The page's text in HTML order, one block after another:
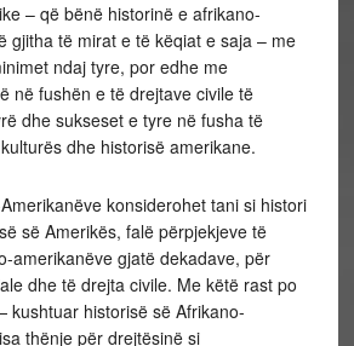
– që bënë historinë e afrikano-
gjitha të mirat e të këqiat e saja – me
ndaj tyre, por edhe me
në fushën e të drejtave civile të
dhe sukseset e tyre në fusha të
dhe historisë amerikane.
konsiderohet tani si histori
së Amerikës, falë përpjekjeve të
amerikanëve gjatë dekadave, për
dhe të drejta civile. Me këtë rast po
historisë së Afrikano-
thënje për drejtësinë si